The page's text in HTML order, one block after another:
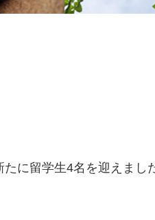
たに留学生4名を迎えまし